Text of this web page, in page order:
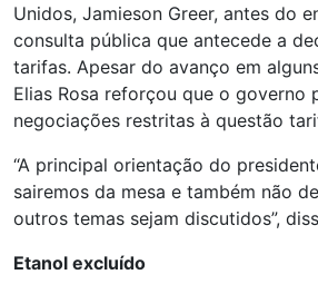
Unidos, Jamieson Greer, antes do
consulta pública que antecede a
tarifas. Apesar do avanço em
Elias Rosa reforçou que o governo
negociações restritas à questão
“A principal orientação do
sairemos da mesa e também não
outros temas sejam discutidos”,
Etanol excluído